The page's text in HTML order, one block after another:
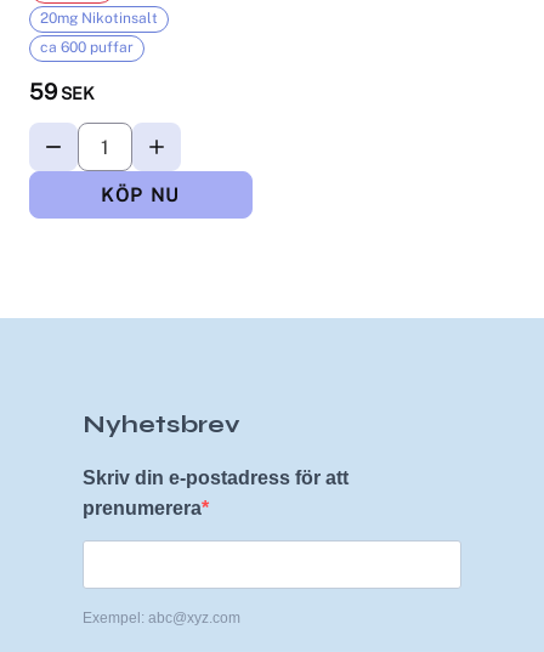
59 SEK
20mg Nikotinsalt
ca 600 puffar
Nyhetsbrev
Skriv din e-postadress för att
prenumerera
Exempel: abc@xyz.com